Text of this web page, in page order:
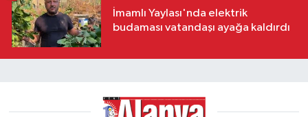
İmamlı Yaylası'nda elektrik
budaması vatandaşı ayağa kaldırdı